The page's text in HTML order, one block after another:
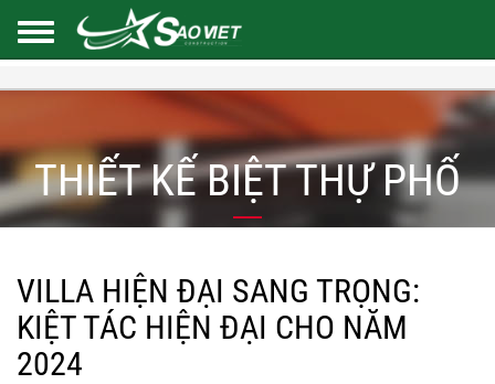
THIẾT KẾ BIỆT THỰ PHỐ
VILLA HIỆN ĐẠI SANG TRỌNG:
KIỆT TÁC HIỆN ĐẠI CHO NĂM
2024